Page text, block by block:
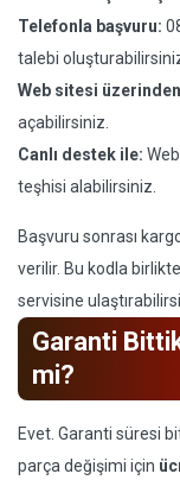
Telefonla başvuru:
talebi
Web sitesi
açabilirsiniz.
Canlı destek ile:
teşhisi alabilirsiniz.
Başvuru sonrası
verilir. Bu kodla
servisine
Garanti
mi?
Evet. Garanti süresi
parça değişimi için